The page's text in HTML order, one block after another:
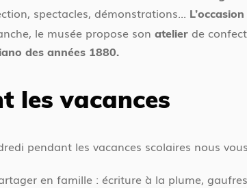
spectacles, démonstrations...
le musée propose son atelier de
des années 1880.
les vacances
pendant les vacances scolaires nous
en famille : écriture à la plume,